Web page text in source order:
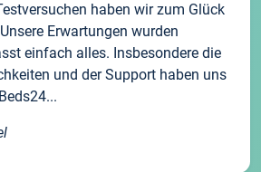
haben wir zum Glück
Erwartungen wurden
einfach alles. Insbesondere die
und der Support haben uns